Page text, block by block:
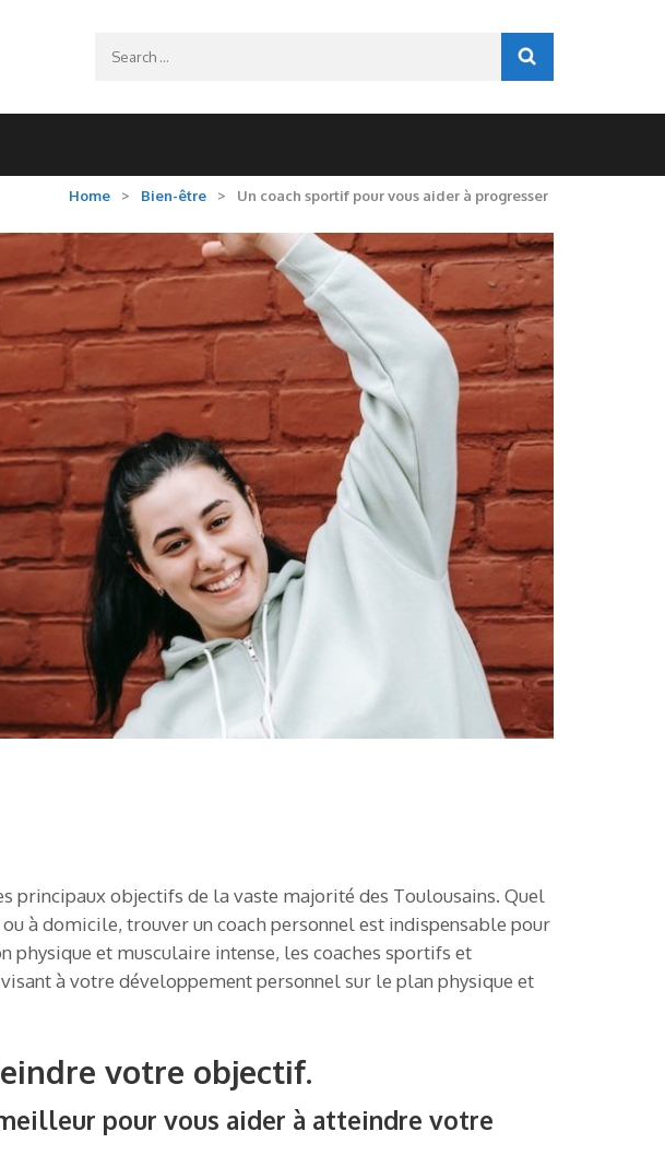
Home > Bien-être > Un coach sportif pour vous aider à progresser
principaux objectifs de la vaste majorité des Toulousains. Quel
à domicile, trouver un coach personnel est indispensable pour
et musculaire intense, les coaches sportifs et
à votre développement personnel sur le plan physique et
votre objectif.
pour vous aider à atteindre votre